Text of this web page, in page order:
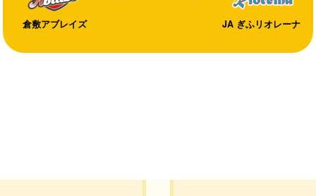
倉敷アブレイズ JA ぎふリオレーナ